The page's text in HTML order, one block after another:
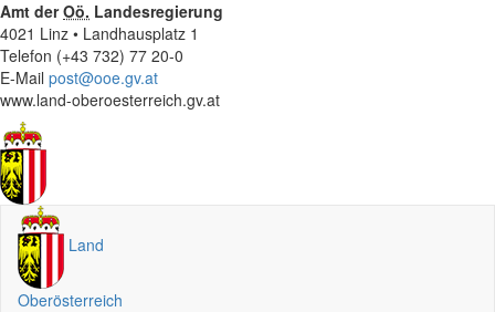
Amt derOö. Landesregierung
4021 Linz • Landhausplatz 1
Telefon (+43 732) 77 20-0
E-Mail post@ooe.gv.at
www.land-oberoesterreich.gv.at
Land
Oberösterreich